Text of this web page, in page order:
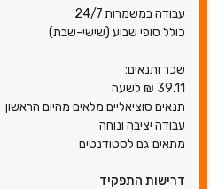
עבודה במשמרות 24/7
כולל סופי שבוע (שישי-שבת)
שכר ותנאים:
39.11 ₪ לשעה
תנאים סוציאליים מלאים מהיום הראשון
עבודה יציבה ונוחה
מתאים גם לסטודנטים
דרישות התפקיד